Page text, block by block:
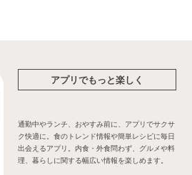
アプリでもっと楽しく
通勤中やランチ、おやすみ前に、アプリでサクサ
ク快適に。食のトレンド情報や簡単レシピに毎日
出会えるアプリ。内食・外食問わず、グルメや料
理、暮らしに関する幅広い情報を楽しめます。